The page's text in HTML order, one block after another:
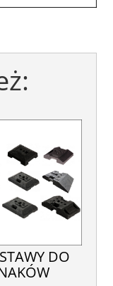
DO